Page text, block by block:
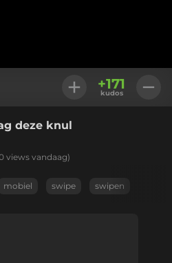
+171
kudos
deze knul
views vandaag)
mobiel swipe swipen